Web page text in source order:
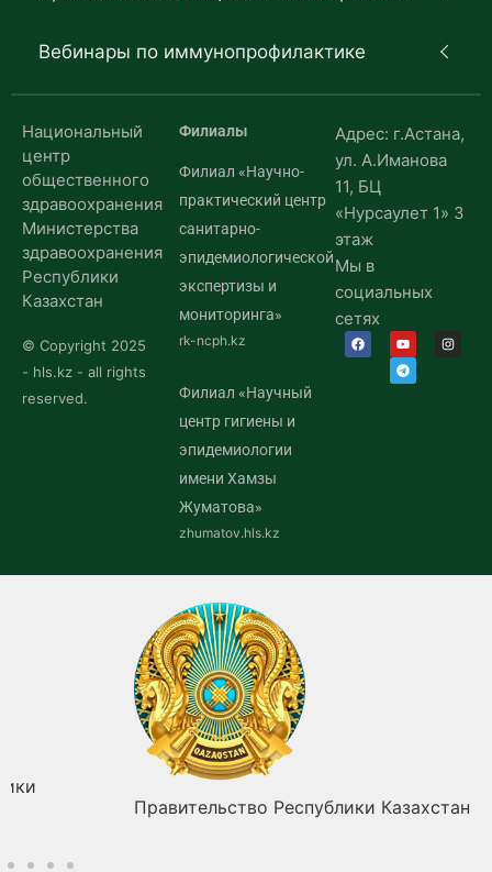
Вебинары по иммунопрофилактике
Национальный
центр
общественного
здравоохранения
Министерства
здравоохранения
Республики
Казахстан
© Copyright 2025
- hls.kz - all rights
reserved.
Филиалы
Филиал «Научно-
практический центр
санитарно-
эпидемиологической
экспертизы и
мониторинга»
rk-ncph.kz
Филиал «Научный
центр гигиены и
эпидемиологии
имени Хамзы
Жуматова»
zhumatov.hls.kz
Адрес: г.Астана,
ул. А.Иманова
11, БЦ
«Нурсаулет 1» 3
этаж
Мы в
социальных
сетях
Правительство Республики Казахстан